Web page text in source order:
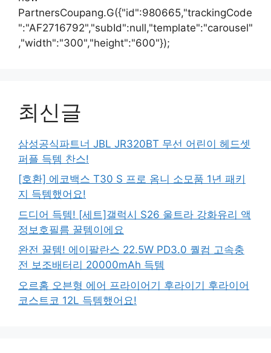
PartnersCoupang.G({"id":980665,"trackingCode
":"AF2716792","subId":null,"template":"carousel"
,"width":"300","height":"600"});
최신글
삼성공식파트너 JBL JR320BT 무선 어린이 헤드셋
퍼플 득템 찬스!
[호환] 에코백스 T30 S 프로 옴니 소모품 1년 패키
지 득템했어요!
드디어 득템! [세트]갤럭시 S26 울트라 강화유리 액
정보호필름 꿀템이에요
완전 꿀템! 에이팔란스 22.5W PD3.0 퀄컴 고속충
전 보조배터리 20000mAh 득템
오르홈 오븐형 에어 프라이어기 후라이기 후라이어
코스트코 12L 득템했어요!